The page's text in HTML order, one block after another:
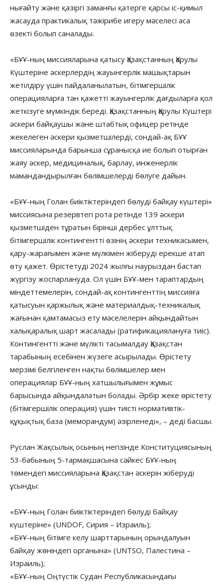
нығайту және қазіргі заманғы қатерге қарсы іс-қимыл
жасауда практикалық тәжірибе игеру мәселесі аса
өзекті болып саналады.
«БҰҰ-ның миссияларына қатысу Қазақстанның Қарулы
Күштеріне әскерлердің жауынгерлік машықтарын
жетілдіру үшін пайдаланылатын, бітімгершілік
операцияларға тән қажетті жауынгерлік дағдыларға қол
жеткізуге мүмкіндік береді. Қазақстанның Қарулы Күштері
әскери байқаушы және штабтық офицер ретінде
жекелеген әскери қызметшілерді, сондай-ақ БҰҰ
миссияларында барынша сұранысқа ие болып отырған
жаяу әскер, медициналық, барлау, инженерлік
мамандандырылған бөлімшелерді бөлуге дайын.
«БҰҰ-ның Голан биіктіктеріндегі бөлуді байқау күштері»
миссиясына резервтегі рота ретінде 139 әскери
қызметшіден тұратын бірінші дербес ұлттық
бітімгершілік контингентті өзінің әскери техникасымен,
қару-жарағымен және мүлкімен жіберуді ерекше атап
өту қажет. Өрістетуді 2024 жылғы наурыздан бастап
жүргізу жоспарлануда. Ол үшін БҰҰ-мен тараптардың
міндеттемелерін, сондай-ақ контингенттің миссияға
қатысуын қаржылық және материалдық-техникалық
жағынан қамтамасыз ету мәселелерін айқындайтын
халықаралық шарт жасалады (ратификациялануға тиіс).
Контингентті және мүлікті тасымалдау Қазақстан
тарабының есебінен жүзеге асырылады. Өрістету
мерзімі белгіленген нақты бөлімшелер мен
операциялар БҰҰ-ның хатшылығымен жұмыс
барысында айқындалатын болады. Әрбір жеке өрістету
(бітімгершілік операция) үшін тиісті нормативтік-
құқықтық база (меморандум) әзірленеді», – деді басшы.
Руслан Жақсылық осының негізінде Конституциясының
53-бабының 5-тармақшасына сәйкес БҰҰ-ның
төмендегі миссияларына Қазақстан әскерін жіберуді
ұсынды:
«БҰҰ-ның Голан биіктіктеріндегі бөлуді байқау
күштеріне» (UNDOF, Сирия – Израиль);
«БҰҰ-ның бітімге келу шарттарының орындалуын
байқау жөніндегі органына» (UNTSO, Палестина –
Израиль);
«БҰҰ-ның Оңтүстік Судан Республикасындағы